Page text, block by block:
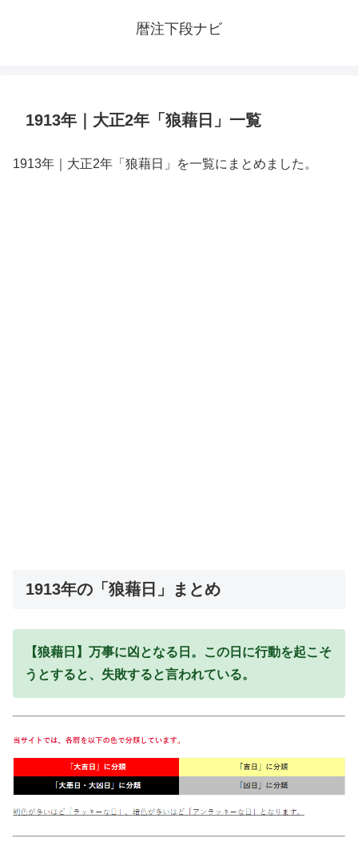
暦注下段ナビ
1913年｜大正2年「狼藉日」一覧
1913年｜大正2年「狼藉日」を一覧にまとめました。
1913年の「狼藉日」まとめ
【狼藉日】万事に凶となる日。この日に行動を起こそ
うとすると、失敗すると言われている。